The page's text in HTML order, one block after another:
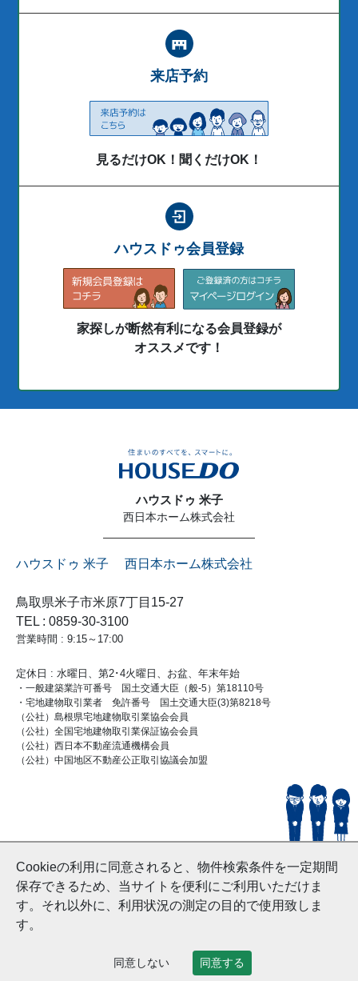
Cookieの利用に同意されると、物件検索条件を一定期間
保存できるため、当サイトを便利にご利用いただけま
す。それ以外に、利用状況の測定の目的で使用致しま
す。
同意しない 同意する
来店予約
見るだけOK！聞くだけOK！
ハウスドゥ会員登録
家探しが断然有利になる会員登録が
オススメです！
ハウスドゥ 米子
西日本ホーム株式会社
ハウスドゥ 米子 西日本ホーム株式会社
鳥取県米子市米原7丁目15-27
TEL : 0859-30-3100
営業時間 : 9:15～17:00
定休日 : 水曜日、第2･4火曜日、お盆、年末年始
・一般建築業許可番号 国土交通大臣（般-5）第18110号
・宅地建物取引業者 免許番号 国土交通大臣(3)第8218号
（公社）島根県宅地建物取引業協会会員
（公社）全国宅地建物取引業保証協会会員
（公社）西日本不動産流通機構会員
（公社）中国地区不動産公正取引協議会加盟
© HouseDoYonago
and Nishinihon Home Co.ltd All Rights Reserved.